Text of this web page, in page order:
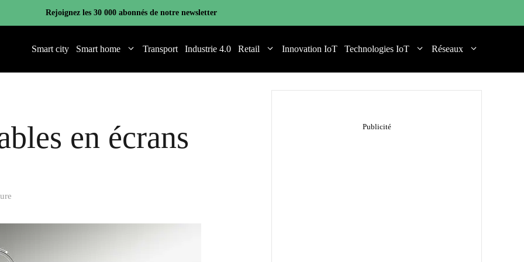
Rejoignez les 30 000 abonnés de notre newsletter
Smart city Smart home Transport Industrie 4.0 Retail Innovation IoT Technologies IoT Réseaux
en écrans